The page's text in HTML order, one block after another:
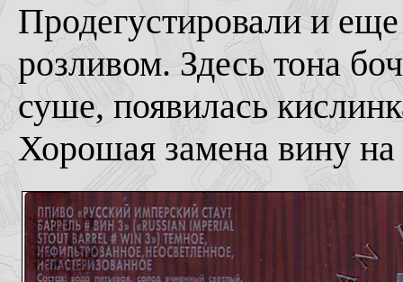
Продегустировали и
розливом. Здесь тона
суше, появилась
Хорошая замена вину на